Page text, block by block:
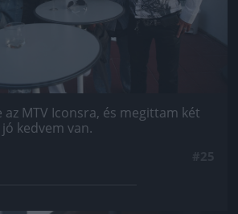
az MTV Iconsra, és megittam két
kedvem van.